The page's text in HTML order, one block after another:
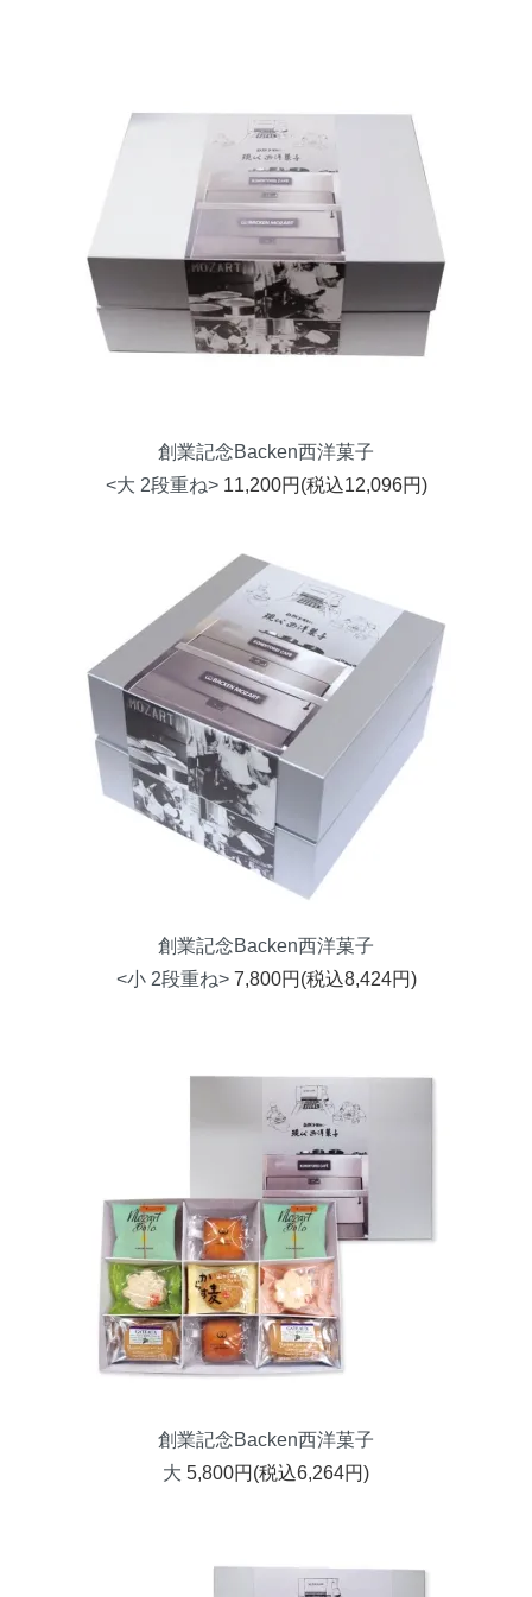
創業記念Backen西洋菓子
<大 2段重ね>11,200円(税込12,096円)
創業記念Backen西洋菓子
<小 2段重ね>7,800円(税込8,424円)
創業記念Backen西洋菓子
大 5,800円(税込6,264円)